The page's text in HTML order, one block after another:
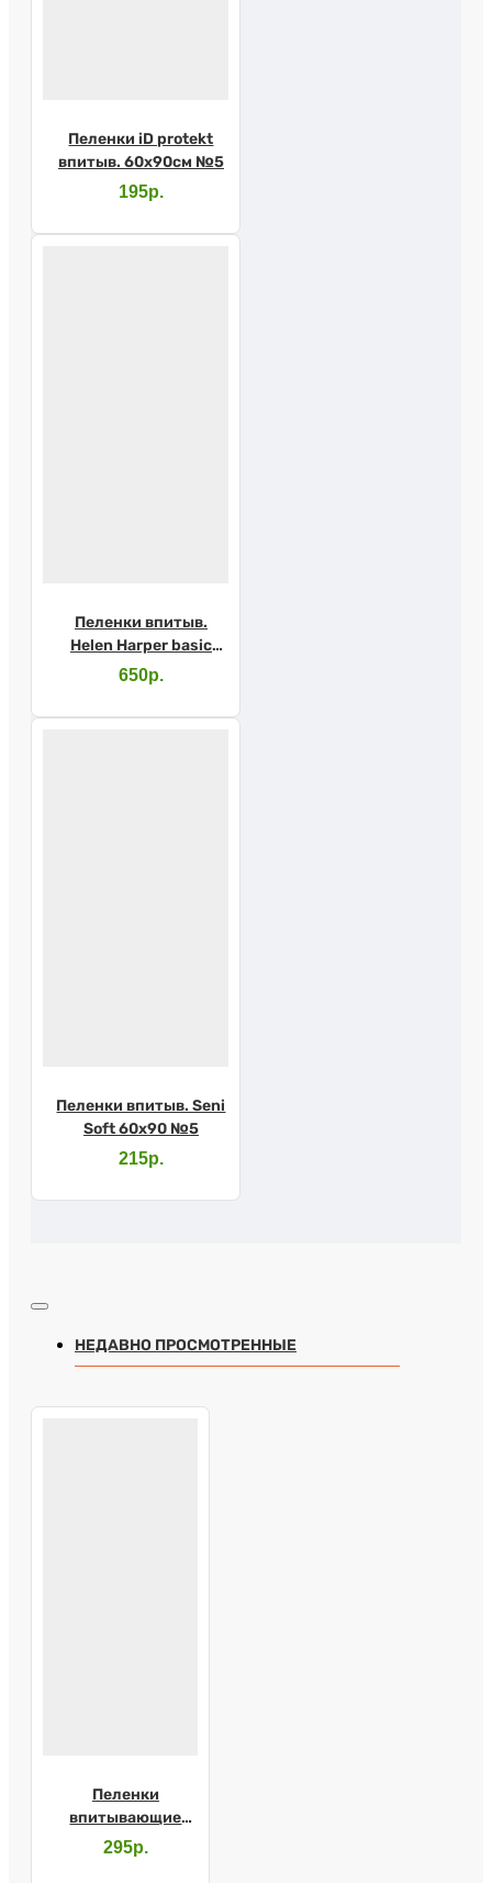
Пеленки iD protekt
впитыв. 60х90см №5
195р.
Пеленки впитыв.
Helen Harper basic
60х90 №30
650р.
Пеленки впитыв. Seni
Soft 60х90 №5
215р.
НЕДАВНО ПРОСМОТРЕННЫЕ
Пеленки
впитывающие
Dailee 60х90 №10
295р.